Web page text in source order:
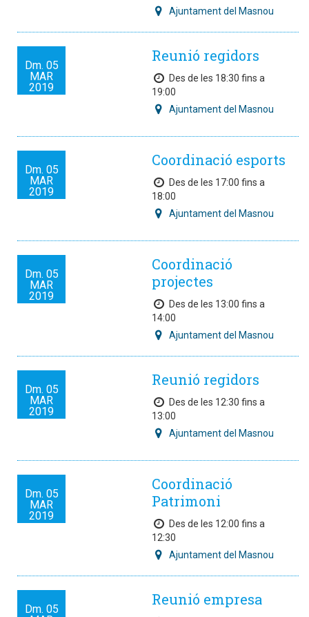
Ajuntament del Masnou
Dm. 05
MAR
2019
Reunió regidors
Des de les 18:30 fins a
19:00
Ajuntament del Masnou
Dm. 05
MAR
2019
Coordinació esports
Des de les 17:00 fins a
18:00
Ajuntament del Masnou
Dm. 05
MAR
2019
Coordinació
projectes
Des de les 13:00 fins a
14:00
Ajuntament del Masnou
Dm. 05
MAR
2019
Reunió regidors
Des de les 12:30 fins a
13:00
Ajuntament del Masnou
Dm. 05
MAR
2019
Coordinació
Patrimoni
Des de les 12:00 fins a
12:30
Ajuntament del Masnou
Dm. 05
Reunió empresa